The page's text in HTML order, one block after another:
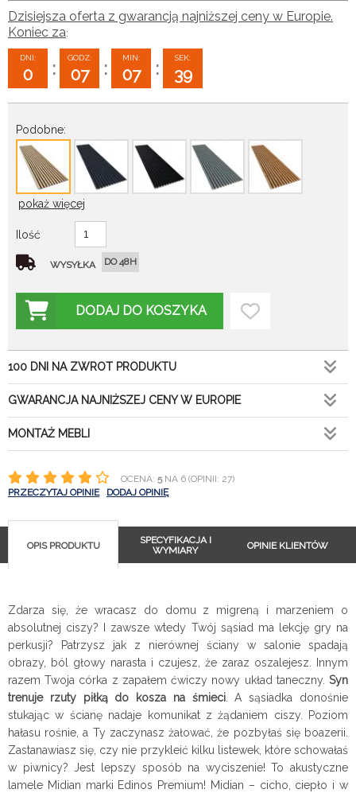
Dzisiejsza oferta z gwarancją najniższej ceny w Europie.
Koniec za:
DNI:
0 :
GODZ:
07 :
MIN:
07 :
SEK:
38
Podobne:
pokaż więcej
Ilość
WYSYŁKA DO 48H
DODAJ DO KOSZYKA
100 DNI NA ZWROT PRODUKTU
GWARANCJA NAJNIŻSZEJ CENY W EUROPIE
MONTAŻ MEBLI
OCENA: 5NA 6 (OPINII: 27)
PRZECZYTAJ OPINIE
DODAJ OPINIĘ
OPIS PRODUKTU
SPECYFIKACJA I
WYMIARY
OPINIE KLIENTÓW
Zdarza się, że wracasz do domu z migreną i marzeniem o
absolutnej ciszy? I zawsze wtedy Twój sąsiad ma lekcję gry na
perkusji? Patrzysz jak z nierównej ściany w salonie spadają
obrazy, ból głowy narasta i czujesz, że zaraz oszalejesz. Innym
razem Twoja córka z zapałem ćwiczy nowy układ taneczny. Syn
trenuje rzuty piłką do kosza na śmieci. A sąsiadka donośnie
stukając w ścianę nadaje komunikat z żądaniem ciszy. Poziom
hałasu rośnie, a Ty zaczynasz żałować, że pozbyłaś się boazerii.
Zastanawiasz się, czy nie przykleić kilku listewek, które schowałaś
w piwnicy? Jest lepszy sposób na wyciszenie! To akustyczne
lamele Midian marki Edinos Premium! Midian – cicho, ciepło i w